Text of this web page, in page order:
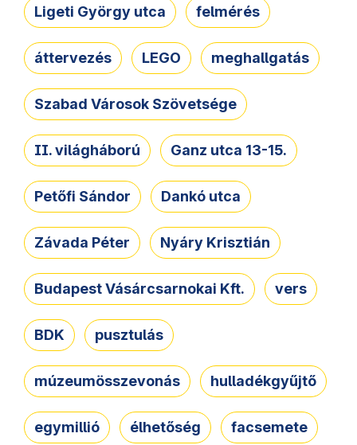
Ligeti György utca felmérés
áttervezés LEGO meghallgatás
Szabad Városok Szövetsége
II. világháború Ganz utca 13-15.
Petőfi Sándor Dankó utca
Závada Péter Nyáry Krisztián
Budapest Vásárcsarnokai Kft. vers
BDK pusztulás
múzeumösszevonás hulladékgyűjtő
egymillió élhetőség facsemete